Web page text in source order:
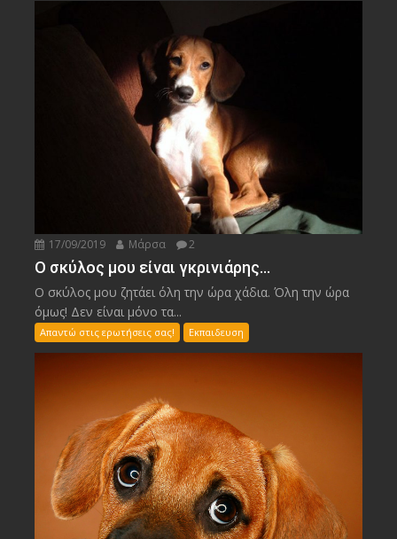
17/09/2019 Μάρσα 2
Ο σκύλος μου είναι γκρινιάρης…
Ο σκύλος μου ζητάει όλη την ώρα χάδια. Όλη την ώρα
όμως! Δεν είναι μόνο τα...
Απαντώ στις ερωτήσεις σας! Εκπαιδευση